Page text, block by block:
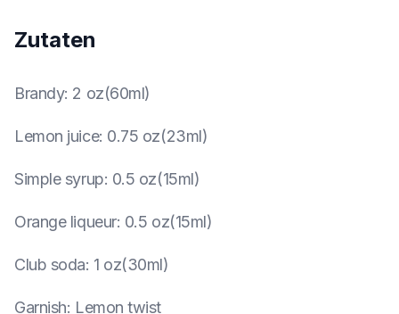
Zutaten
Brandy: 2 oz(60ml)
Lemon juice: 0.75 oz(23ml)
Simple syrup: 0.5 oz(15ml)
Orange liqueur: 0.5 oz(15ml)
Club soda: 1 oz(30ml)
Garnish: Lemon twist